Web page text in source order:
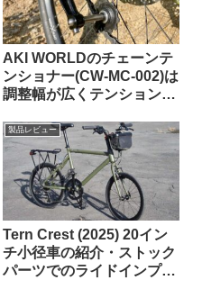
AKI WORLDのチェーンテ
ンショナー(CW-MC-002)は
調整幅が広くテンションも
製品レビュー
Tern Crest (2025) 20イン
チ小径車の紹介・ストック
パーツでのライドインプレ